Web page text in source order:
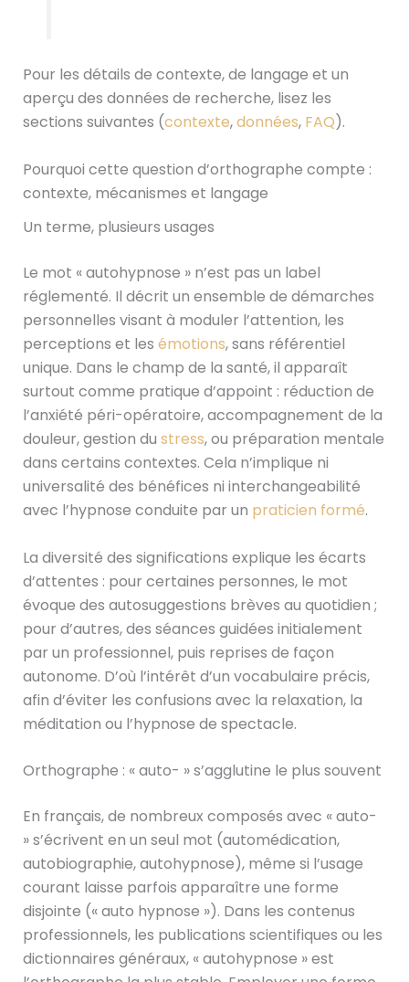
Pour les détails de contexte, de langage et un
aperçu des données de recherche, lisez les
sections suivantes (contexte,données, FAQ).
Pourquoi cette question d’orthographe compte :
contexte, mécanismes et langage
Un terme, plusieurs usages
Le mot « autohypnose » n’est pas un label
réglementé. Il décrit un ensemble de démarches
personnelles visant à moduler l’attention, les
perceptions et les émotions, sans référentiel
unique. Dans le champ de la santé, il apparaît
surtout comme pratique d’appoint : réduction de
l’anxiété péri-opératoire, accompagnement de la
douleur, gestion du stress, ou préparation mentale
dans certains contextes. Cela n’implique ni
universalité des bénéfices ni interchangeabilité
avec l’hypnose conduite par un praticien formé.
La diversité des significations explique les écarts
d’attentes : pour certaines personnes, le mot
évoque des autosuggestions brèves au quotidien ;
pour d’autres, des séances guidées initialement
par un professionnel, puis reprises de façon
autonome. D’où l’intérêt d’un vocabulaire précis,
afin d’éviter les confusions avec la relaxation, la
méditation ou l’hypnose de spectacle.
Orthographe : « auto- » s’agglutine le plus souvent
En français, de nombreux composés avec « auto-
» s’écrivent en un seul mot (automédication,
autobiographie, autohypnose), même si l’usage
courant laisse parfois apparaître une forme
disjointe (« auto hypnose »). Dans les contenus
professionnels, les publications scientifiques ou les
dictionnaires généraux, « autohypnose » est